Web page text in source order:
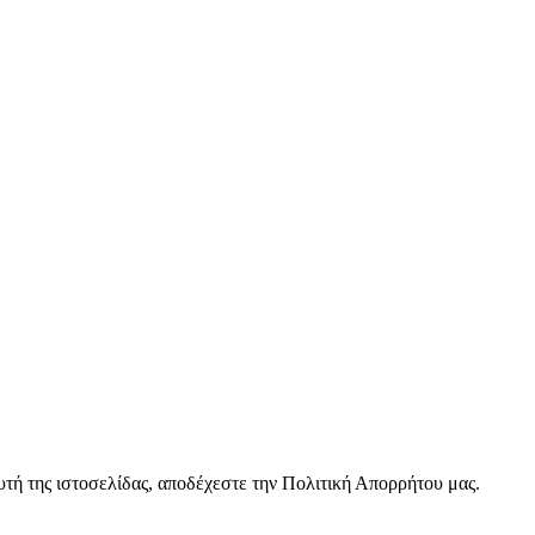
της ιστοσελίδας, αποδέχεστε την Πολιτική Απορρήτου μας.